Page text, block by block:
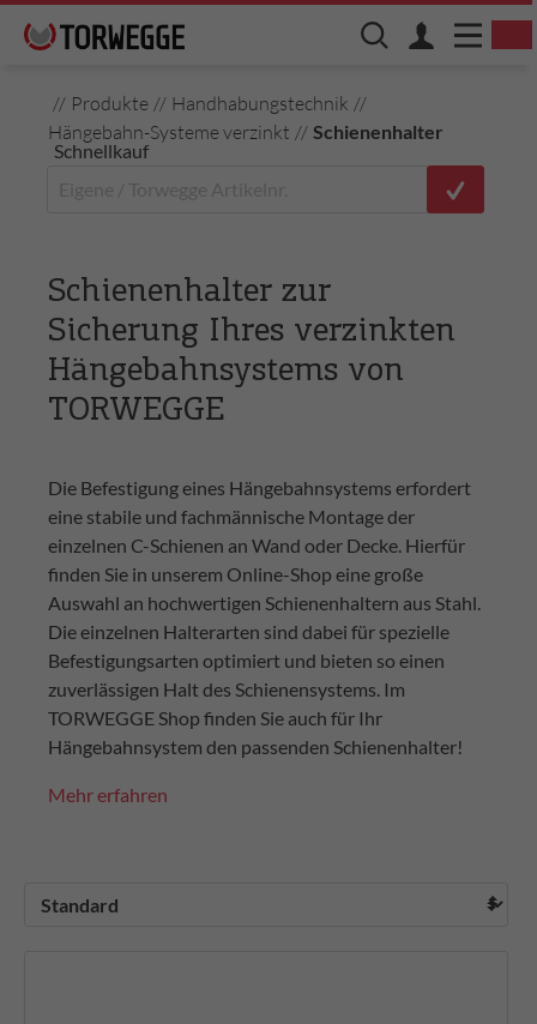
// Produkte // Handhabungstechnik //
Hängebahn-Systeme verzinkt // Schienenhalter
Schnellkauf
Schienenhalter zur
Sicherung Ihres verzinkten
Hängebahnsystems von
TORWEGGE
Die Befestigung eines Hängebahnsystems erfordert
eine stabile und fachmännische Montage der
einzelnen C-Schienen an Wand oder Decke. Hierfür
finden Sie in unserem Online-Shop eine große
Auswahl an hochwertigen Schienenhaltern aus Stahl.
Die einzelnen Halterarten sind dabei für spezielle
Befestigungsarten optimiert und bieten so einen
zuverlässigen Halt des Schienensystems. Im
TORWEGGE Shop finden Sie auch für Ihr
Hängebahnsystem den passenden Schienenhalter!
Mehr erfahren